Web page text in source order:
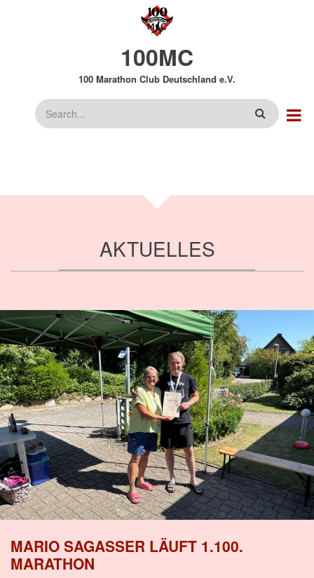
100MC
100 Marathon Club Deutschland e.V.
Suche
AKTUELLES
MARIO SAGASSER LÄUFT 1.100.
MARATHON